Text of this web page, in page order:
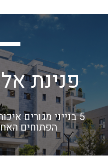
פנינת
5 בנייני מגורים
הפתוחים